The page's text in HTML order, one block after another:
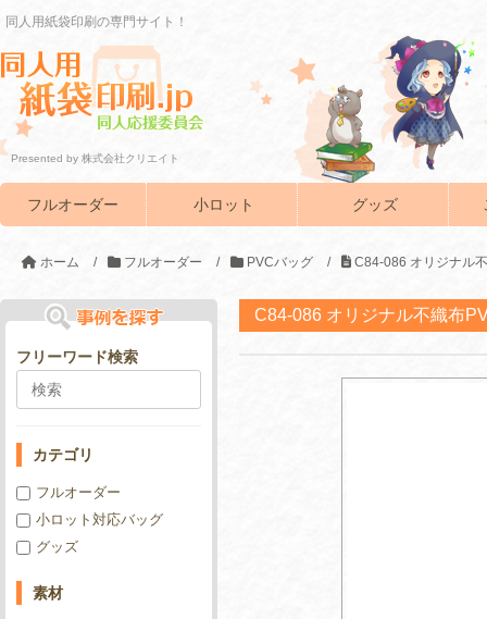
同人用紙袋印刷の専門サイト！
Presented by 株式会社クリエイト
フルオーダー 小ロット グッズ
ホーム / フルオーダー / PVCバッグ / C84-086 オリジナル
C84-086 オリジナル不織布
フリーワード検索
カテゴリ
フルオーダー
小ロット対応バッグ
グッズ
素材